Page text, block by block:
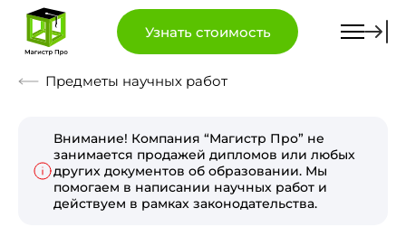
Узнать стоимость
Предметы научных работ
Внимание! Компания “Магистр Про” не
занимается продажей дипломов или любых
других документов об образовании. Мы
помогаем в написании научных работ и
действуем в рамках законодательства.